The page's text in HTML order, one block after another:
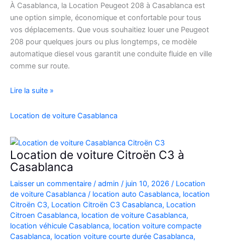
À Casablanca, la Location Peugeot 208 à Casablanca est
une option simple, économique et confortable pour tous
vos déplacements. Que vous souhaitiez louer une Peugeot
208 pour quelques jours ou plus longtemps, ce modèle
automatique diesel vous garantit une conduite fluide en ville
comme sur route.
Location
208
Diesel
à
Casablanca
Louer
Facilement
Lire la suite »
Location de voiture Casablanca
Location de voiture Citroën C3 à
Casablanca
Laisser un commentaire / admin / juin 10, 2026 / Location
de voiture Casablanca / location auto Casablanca, location
Citroën C3, Location Citroën C3 Casablanca, Location
Citroen Casablanca, location de voiture Casablanca,
location véhicule Casablanca, location voiture compacte
Casablanca, location voiture courte durée Casablanca,